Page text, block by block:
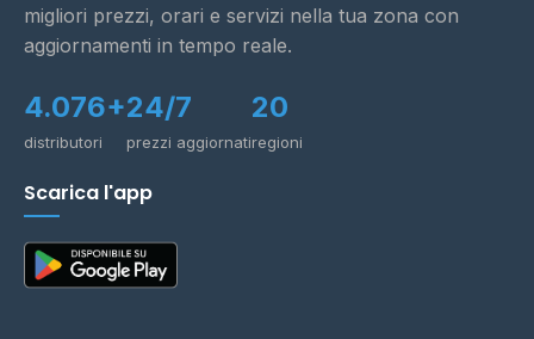
migliori prezzi, orari e servizi nella tua zona con
aggiornamenti in tempo reale.
4.076+
distributori
24/7
prezzi aggiornati
20
regioni
Scarica l'app